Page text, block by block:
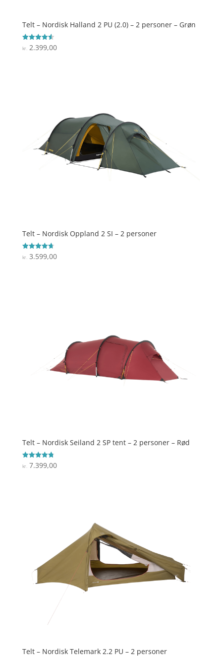
Telt – Nordisk Halland 2 PU (2.0) – 2 personer – Grøn
Vurderet
4.6
kr.2.399,00
Telt – Nordisk Oppland 2 SI – 2 personer
Vurderet
4.7
kr.3.599,00
Telt – Nordisk Seiland 2 SP tent – 2 personer – Rød
Vurderet
4.8
kr. 7.399,00
Telt – Nordisk Telemark 2.2 PU – 2 personer